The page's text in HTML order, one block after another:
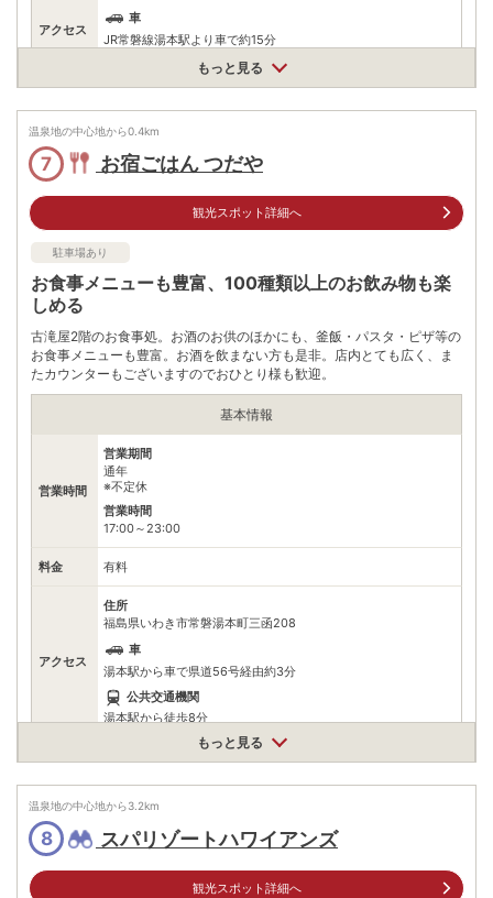
アクセス
車
JR常磐線湯本駅より車で約15分
JR常磐線湯本駅よりタクシーで約15分
駐車場 無料（15台）
電話番号 0246433185
※ 掲載情報は変更になる場合があります。最新の内容はご利用前にご自身でお
自身でお問合せください。
もっと見る
温泉地の中心地から0.4km
7 お宿ごはん つだや
観光スポット詳細へ
駐車場あり
お食事メニューも豊富、100種類以上のお飲み物も楽
しめる
古滝屋2階のお食事処。お酒のお供のほかにも、釜飯・パスタ・ピザ等の
お食事メニューも豊富。お酒を飲まない方も是非。店内とても広く、ま
たカウンターもございますのでおひとり様も歓迎。
基本情報
営業時間
営業期間
通年
※不定休
営業時間
17:00～23:00
料金 有料
アクセス
住所
福島県いわき市常磐湯本町三函208
車
湯本駅から車で県道56号経由約3分
公共交通機関
湯本駅から徒歩8分
※ 掲載情報は変更になる場合があります。最新の内容はご利用前にご自身でお
問合せください。
※ 料金情報は税込・税抜表記が混ざっております。正しい金額はご利用前にご
自身でお問合せください。
もっと見る
温泉地の中心地から3.2km
8 スパリゾートハワイアンズ
観光スポット詳細へ